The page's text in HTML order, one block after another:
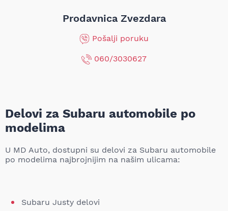
Prodavnica Zvezdara
Pošalji poruku
060/3030627
Delovi za Subaru automobile po
modelima
U MD Auto, dostupni su delovi za Subaru automobile
po modelima najbrojnijim na našim ulicama:
Subaru Justy delovi